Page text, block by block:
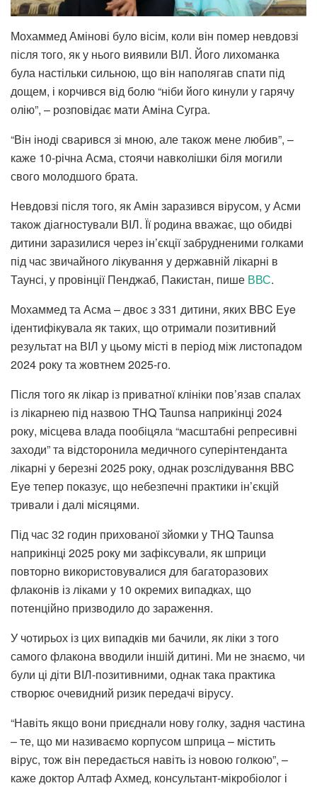
Мохаммед Амінові було вісім, коли він помер невдовзі
після того, як у нього виявили ВІЛ. Його лихоманка
була настільки сильною, що він наполягав спати під
дощем, і корчився від болю “ніби його кинули у гарячу
олію”, – розповідає мати Аміна Сугра.
“Він іноді сварився зі мною, але також мене любив”, –
каже 10-річна Асма, стоячи навколішки біля могили
свого молодшого брата.
Невдовзі після того, як Амін заразився вірусом, у Асми
також діагностували ВІЛ. Її родина вважає, що обидві
дитини заразилися через ін’єкції забрудненими голками
під час звичайного лікування у державній лікарні в
Таунсі, у провінції Пенджаб, Пакистан, пише ВВС.
Мохаммед та Асма – двоє з 331 дитини, яких BBC Eye
ідентифікувала як таких, що отримали позитивний
результат на ВІЛ у цьому місті в період між листопадом
2024 року та жовтнем 2025-го.
Після того як лікар із приватної клініки пов’язав спалах
із лікарнею під назвою THQ Taunsa наприкінці 2024
року, місцева влада пообіцяла “масштабні репресивні
заходи” та відсторонила медичного суперінтенданта
лікарні у березні 2025 року, однак розслідування BBC
Eye тепер показує, що небезпечні практики ін’єкцій
тривали і далі місяцями.
Під час 32 годин прихованої зйомки у THQ Taunsa
наприкінці 2025 року ми зафіксували, як шприци
повторно використовувалися для багаторазових
флаконів із ліками у 10 окремих випадках, що
потенційно призводило до зараження.
У чотирьох із цих випадків ми бачили, як ліки з того
самого флакона вводили іншій дитині. Ми не знаємо, чи
були ці діти ВІЛ-позитивними, однак така практика
створює очевидний ризик передачі вірусу.
“Навіть якщо вони приєднали нову голку, задня частина
– те, що ми називаємо корпусом шприца – містить
вірус, тож він передається навіть із новою голкою”, –
каже доктор Алтаф Ахмед, консультант-мікробіолог і